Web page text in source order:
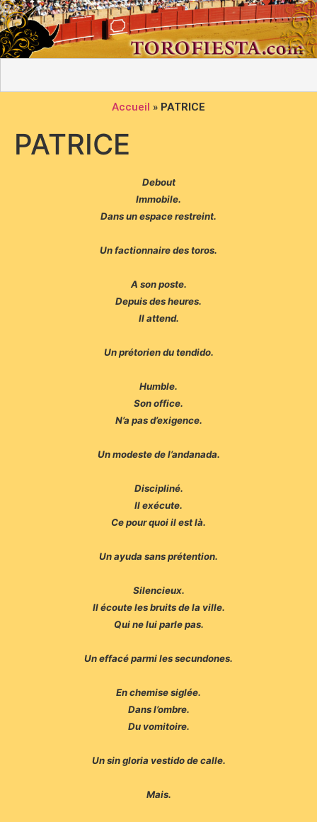
Accueil » PATRICE
PATRICE
Debout
Immobile.
Dans un espace restreint.
Un factionnaire des toros.
A son poste.
Depuis des heures.
Il attend.
Un prétorien du tendido.
Humble.
Son office.
N’a pas d’exigence.
Un modeste de l’andanada.
Discipliné.
Il exécute.
Ce pour quoi il est là.
Un ayuda sans prétention.
Silencieux.
Il écoute les bruits de la ville.
Qui ne lui parle pas.
Un effacé parmi les secundones.
En chemise siglée.
Dans l’ombre.
Du vomitoire.
Un sin gloria vestido de calle.
Mais.